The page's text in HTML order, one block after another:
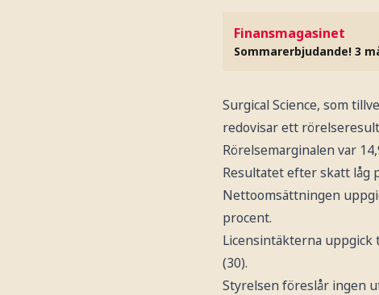
Finansmagasinet
Sommarerbjudande! 3
Surgical Science, som
redovisar ett
Rörelsemarginalen var
Resultatet efter skatt låg
Nettoomsättningen
procent.
Licensintäkterna uppgick
(30).
Styrelsen föreslår ingen